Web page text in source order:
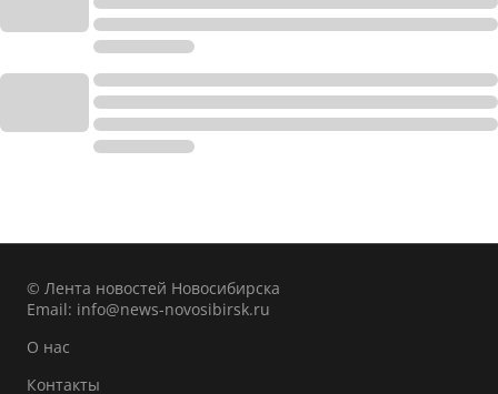
© Лента новостей Новосибирска
Email: info@news-novosibirsk.ru
О нас
Контакты